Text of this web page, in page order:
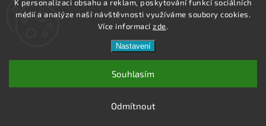
K personalizaci obsahu a reklam, poskytování funkcí sociálních
médií a analýze naší návštěvnosti využíváme soubory cookies.
Více informacízde.
Nastavení
Odmítnout
Souhlasím
Hledat
Vyrábíme hřebíky. Všechna práva vyhrazena.